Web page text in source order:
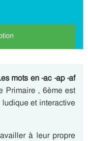
mots en -ac -ap -af
Primaire , 6ème est
et interactive
à leur propre